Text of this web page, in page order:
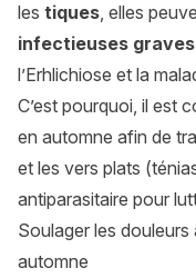
les tiques, elles
infectieuses graves
l’Erhlichiose et la
C’est pourquoi, il est
en automne afin de
et les vers plats
antiparasitaire pour
Soulager les
automne